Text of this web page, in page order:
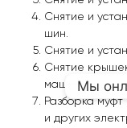
Снятие и
шин.
Снятие и
Снятие
машин.
Разборка
и других
Мы